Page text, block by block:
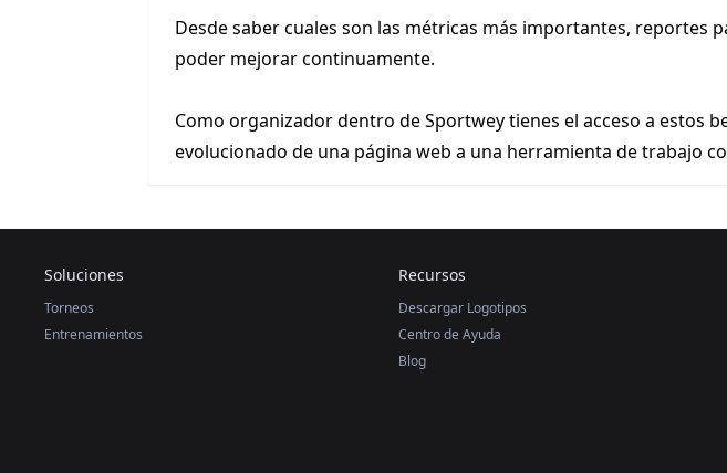
Desde saber cuales son las métricas más importantes, reportes
poder mejorar continuamente.
Como organizador dentro de Sportwey tienes el acceso a estos
evolucionado de una página web a una herramienta de trabajo
Soluciones
Torneos
Entrenamientos
Recursos
Descargar Logotipos
Centro de Ayuda
Blog